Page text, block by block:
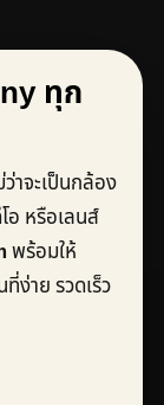
ทุก
าจะเป็นกล้อง
หรือเลนส์
พร้อมให้
ง่าย รวดเร็ว